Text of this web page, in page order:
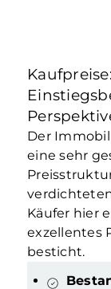
Der
eine sehr
Käufer hier
exzellentes
besticht.